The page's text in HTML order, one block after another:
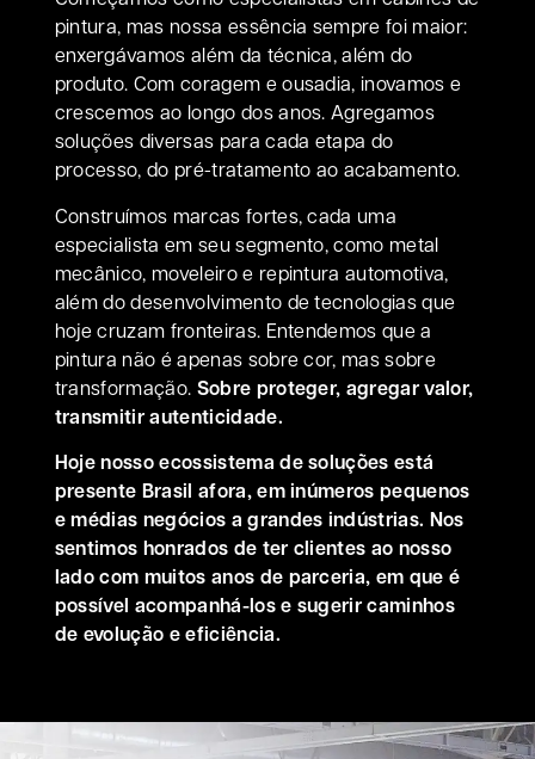
pintura, mas nossa essência sempre foi maior:
enxergávamos além da técnica, além do
produto. Com coragem e ousadia, inovamos e
crescemos ao longo dos anos. Agregamos
soluções diversas para cada etapa do
processo, do pré-tratamento ao acabamento.
Construímos marcas fortes, cada uma
especialista em seu segmento, como metal
mecânico, moveleiro e repintura automotiva,
além do desenvolvimento de tecnologias que
hoje cruzam fronteiras. Entendemos que a
pintura não é apenas sobre cor, mas sobre
transformação. Sobre proteger, agregar valor,
transmitir autenticidade.
Hoje nosso ecossistema de soluções está
presente Brasil afora, em inúmeros pequenos
e médias negócios a grandes indústrias. Nos
sentimos honrados de ter clientes ao nosso
lado com muitos anos de parceria, em que é
possível acompanhá-los e sugerir caminhos
de evolução e eficiência.